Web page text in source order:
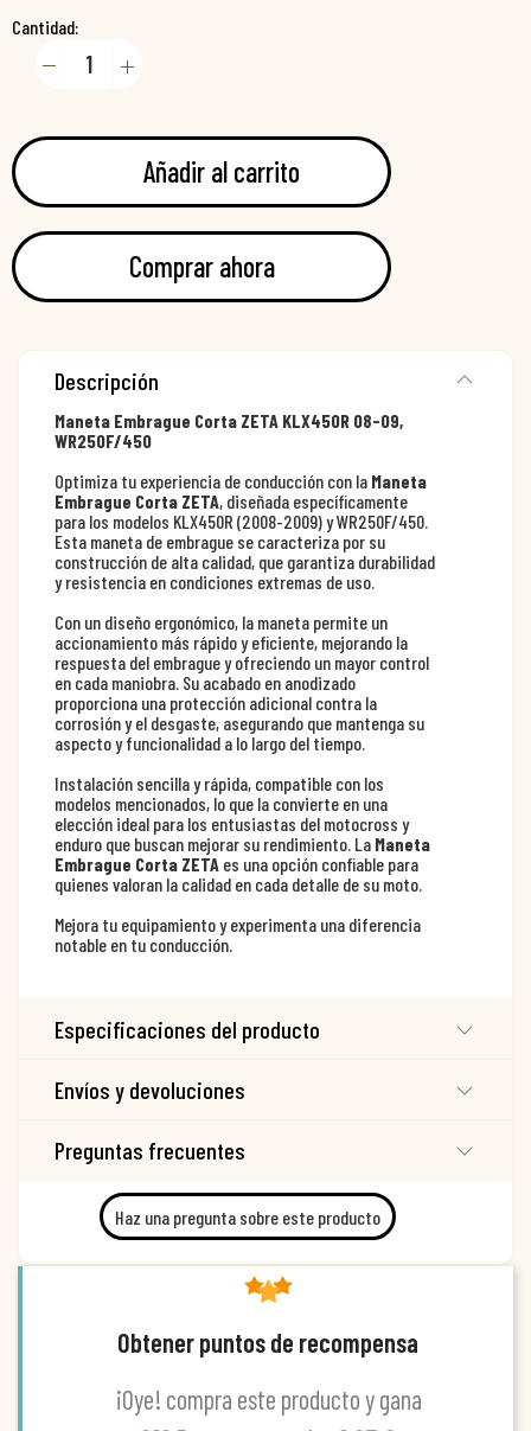
Cantidad:
Añadir al carrito
Comprar ahora
Descripción
Maneta Embrague Corta ZETA KLX450R 08-09,
WR250F/450
Optimiza tu experiencia de conducción con la Maneta
Embrague Corta ZETA, diseñada específicamente
para los modelos KLX450R (2008-2009) y WR250F/450.
Esta maneta de embrague se caracteriza por su
construcción de alta calidad, que garantiza durabilidad
y resistencia en condiciones extremas de uso.
Con un diseño ergonómico, la maneta permite un
accionamiento más rápido y eficiente, mejorando la
respuesta del embrague y ofreciendo un mayor control
en cada maniobra. Su acabado en anodizado
proporciona una protección adicional contra la
corrosión y el desgaste, asegurando que mantenga su
aspecto y funcionalidad a lo largo del tiempo.
Instalación sencilla y rápida, compatible con los
modelos mencionados, lo que la convierte en una
elección ideal para los entusiastas del motocross y
enduro que buscan mejorar su rendimiento. La Maneta
Embrague Corta ZETA es una opción confiable para
quienes valoran la calidad en cada detalle de su moto.
Mejora tu equipamiento y experimenta una diferencia
notable en tu conducción.
Especificaciones del producto
Envíos y devoluciones
Preguntas frecuentes
Haz una pregunta sobre este producto
Obtener puntos de recompensa
¡Oye! compra este producto y gana